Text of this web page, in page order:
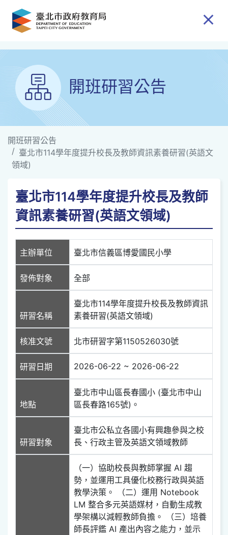
跳到主要內容
開班研習公告
開班研習公告
臺北市114學年度提升校長及教師資訊素養研習(英語文
領域)
臺北市114學年度提升校長及教師
資訊素養研習(英語文領域)
主辦單位 臺北市信義區博愛國民小學
發佈對象 全部
研習名稱
臺北市114學年度提升校長及教師資訊
素養研習(英語文領域)
核准文號 北市研習字第1150526030號
研習日期 2026-06-22 ~ 2026-06-22
地點
臺北市中山區長春國小 (臺北市中山
區長春路165號)。
研習對象
臺北市公私立各國小有興趣參與之校
長、行政主管及英語文領域教師
（一）協助校長與教師掌握 AI 趨
勢，並運用工具優化校務行政與英語
教學決策。 （二）運用 Notebook
LM 整合多元英語媒材，自動生成教
學架構以減輕教師負擔。 （三）培養
師長評鑑 AI 產出內容之能力，並示